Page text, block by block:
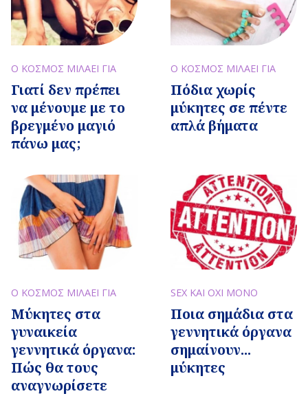
Ο ΚΟΣΜΟΣ ΜΙΛΑΕΙ ΓΙΑ
Γιατί δεν πρέπει
να μένουμε με το
βρεγμένο μαγιό
πάνω μας;
Ο ΚΟΣΜΟΣ ΜΙΛΑΕΙ ΓΙΑ
Πόδια χωρίς
μύκητες σε πέντε
απλά βήματα
Ο ΚΟΣΜΟΣ ΜΙΛΑΕΙ ΓΙΑ
Μύκητες στα
γυναικεία
γεννητικά όργανα:
Πώς θα τους
αναγνωρίσετε
SEX ΚΑΙ ΟΧΙ ΜΟΝΟ
Ποια σημάδια στα
γεννητικά όργανα
σημαίνουν...
μύκητες